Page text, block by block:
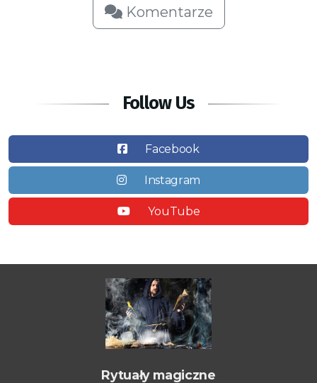
Komentarze
Follow Us
Facebook
Instagram
YouTube
Rytuały magiczne